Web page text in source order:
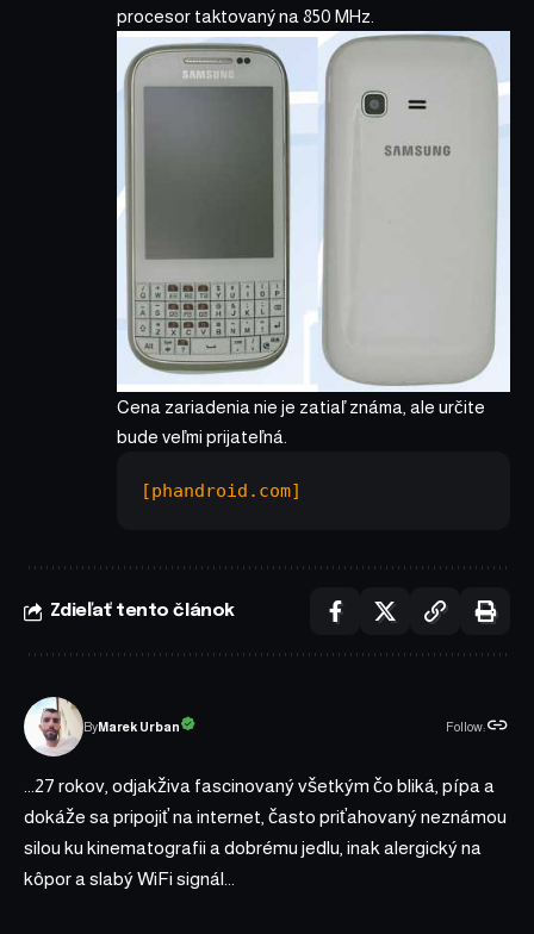
procesor taktovaný na 850 MHz.
Cena zariadenia nie je zatiaľ známa, ale určite
bude veľmi prijateľná.
[phandroid.com]
Zdieľať tento článok
ByMarek Urban Follow:
...27 rokov, odjakživa fascinovaný všetkým čo bliká, pípa a
dokáže sa pripojiť na internet, často priťahovaný neznámou
silou ku kinematografii a dobrému jedlu, inak alergický na
kôpor a slabý WiFi signál...